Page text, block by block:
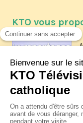
KTO vous